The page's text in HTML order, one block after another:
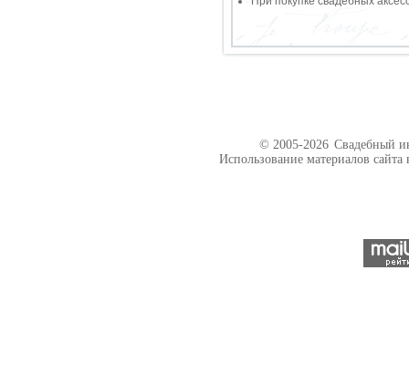
© 2005-2026 Свадебный
Использование материалов